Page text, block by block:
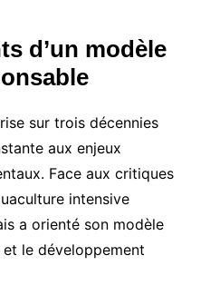
d’un modèle
sur trois décennies
aux enjeux
Face aux critiques
intensive
a orienté son modèle
et le développement